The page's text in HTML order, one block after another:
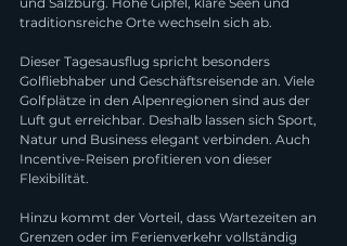
traditionsreiche Orte wechseln sich ab.
Dieser Tagesausflug spricht besonders
Golfliebhaber und Geschäftsreisende an. Viele
Golfplätze in den Alpenregionen sind aus der
Luft gut erreichbar. Deshalb lassen sich Sport,
Natur und Business elegant verbinden. Auch
Incentive-Reisen profitieren von dieser
Flexibilität.
Hinzu kommt der Vorteil, dass Wartezeiten an
Grenzen oder im Ferienverkehr vollständig